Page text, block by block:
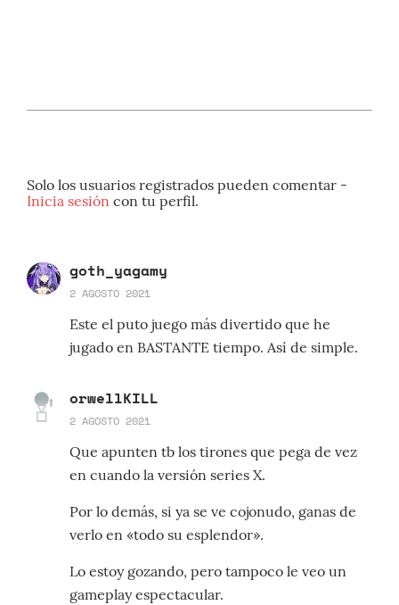
Solo los usuarios registrados pueden comentar -
Inicia sesión con tu perfil.
goth_yagamy
2 AGOSTO 2021
Este el puto juego más divertido que he
jugado en BASTANTE tiempo. Así de simple.
orwellKILL
2 AGOSTO 2021
Que apunten tb los tirones que pega de vez
en cuando la versión series X.
Por lo demás, si ya se ve cojonudo, ganas de
verlo en «todo su esplendor».
Lo estoy gozando, pero tampoco le veo un
gameplay espectacular.